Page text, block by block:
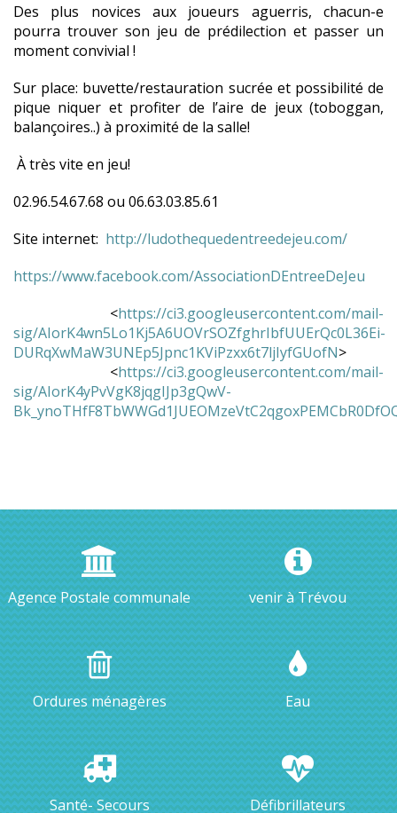
Des plus novices aux joueurs aguerris, chacun-e
pourra trouver son jeu de prédilection et passer un
moment convivial !
Sur place: buvette/restauration sucrée et possibilité de
pique niquer et profiter de l’aire de jeux (toboggan,
balançoires..) à proximité de la salle!
À très vite en jeu!
02.96.54.67.68 ou 06.63.03.85.61
Site internet: http://ludothequedentreedejeu.com/
https://www.facebook.com/AssociationDEntreeDeJeu
<https://ci3.googleusercontent.com/mail-
sig/AIorK4wn5Lo1Kj5A6UOVrSOZfghrIbfUUErQc0L36Ei-
DURqXwMaW3UNEp5Jpnc1KViPzxx6t7ljIyfGUofN>
<https://ci3.googleusercontent.com/mail-
sig/AIorK4yPvVgK8jqgIJp3gQwV-
Agence Postale communale venir à Trévou
Ordures ménagères Eau
Santé- Secours Défibrillateurs